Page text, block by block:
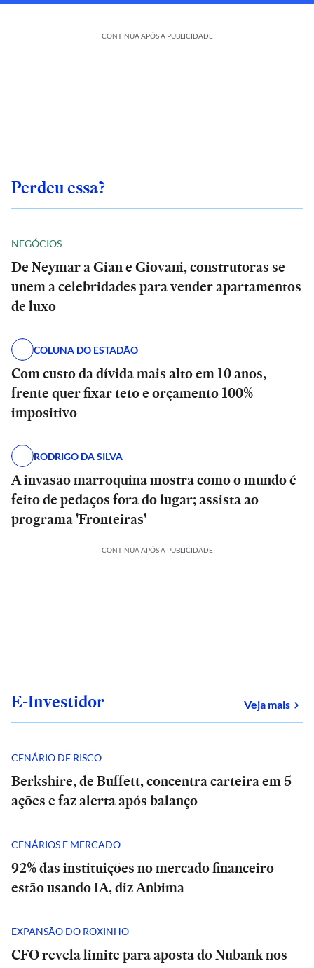
CONTINUA APÓS A PUBLICIDADE
Perdeu essa?
NEGÓCIOS
De Neymar a Gian e Giovani, construtoras se
unem a celebridades para vender apartamentos
de luxo
COLUNA DO ESTADÃO
Com custo da dívida mais alto em 10 anos,
frente quer fixar teto e orçamento 100%
impositivo
RODRIGO DA SILVA
A invasão marroquina mostra como o mundo é
feito de pedaços fora do lugar; assista ao
programa 'Fronteiras'
CONTINUA APÓS A PUBLICIDADE
E-Investidor Veja mais
CENÁRIO DE RISCO
Berkshire, de Buffett, concentra carteira em 5
ações e faz alerta após balanço
CENÁRIOS E MERCADO
92% das instituições no mercado financeiro
estão usando IA, diz Anbima
EXPANSÃO DO ROXINHO
CFO revela limite para aposta do Nubank nos